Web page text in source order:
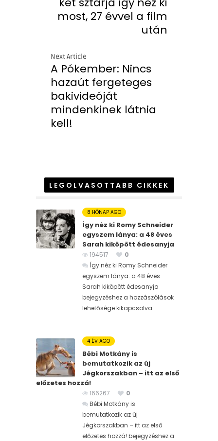
most, 27 évvel a film
után
Next Article
A Pókember: Nincs
hazaút fergeteges
bakivideóját
mindenkinek látnia
kell!
LEGOLVASOTTABB CIKKEK
8 HÓNAP AGO
Így néz ki Romy Schneider
egyszem lánya: a 48 éves
Sarah kiköpött édesanyja
194517
0
Így néz ki Romy Schneider
egyszem lánya: a 48 éves
Sarah kiköpött édesanyja
bejegyzéshez a hozzászólások
lehetősége kikapcsolva
4 ÉV AGO
Bébi Motkány is
bemutatkozik az új
Jégkorszakban – itt az első
előzetes hozzá!
166267
0
Bébi Motkány is
bemutatkozik az új
Jégkorszakban – itt az első
előzetes hozzá! bejegyzéshez a